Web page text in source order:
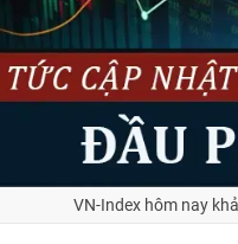
VN-Index hôm nay